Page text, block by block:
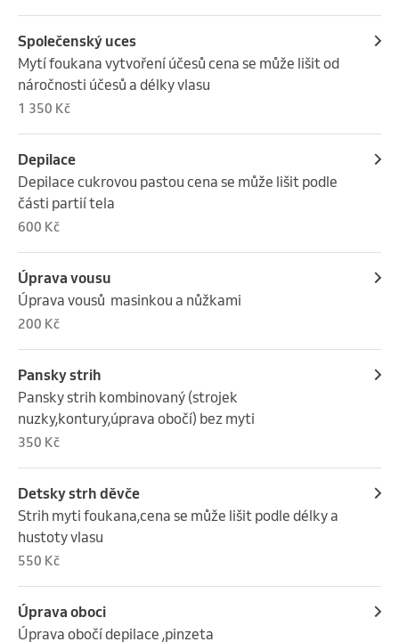
Společenský uces
Mytí foukana vytvoření účesů cena se může lišit od
náročnosti účesů a délky vlasu
1 350 Kč
Depilace
Depilace cukrovou pastou cena se může lišit podle
části partií tela
600 Kč
Úprava vousu
Úprava vousů  masinkou a nůžkami
200 Kč
Pansky strih
Pansky strih kombinovaný (strojek
nuzky,kontury,úprava obočí) bez myti
350 Kč
Detsky strh děvče
Strih myti foukana,cena se může lišit podle délky a
hustoty vlasu
550 Kč
Úprava oboci
Úprava obočí depilace ,pinzeta